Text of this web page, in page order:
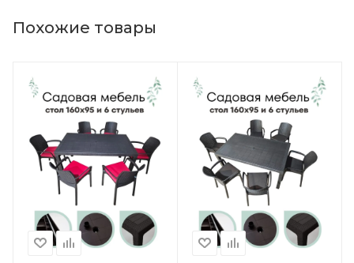
Похожие товары